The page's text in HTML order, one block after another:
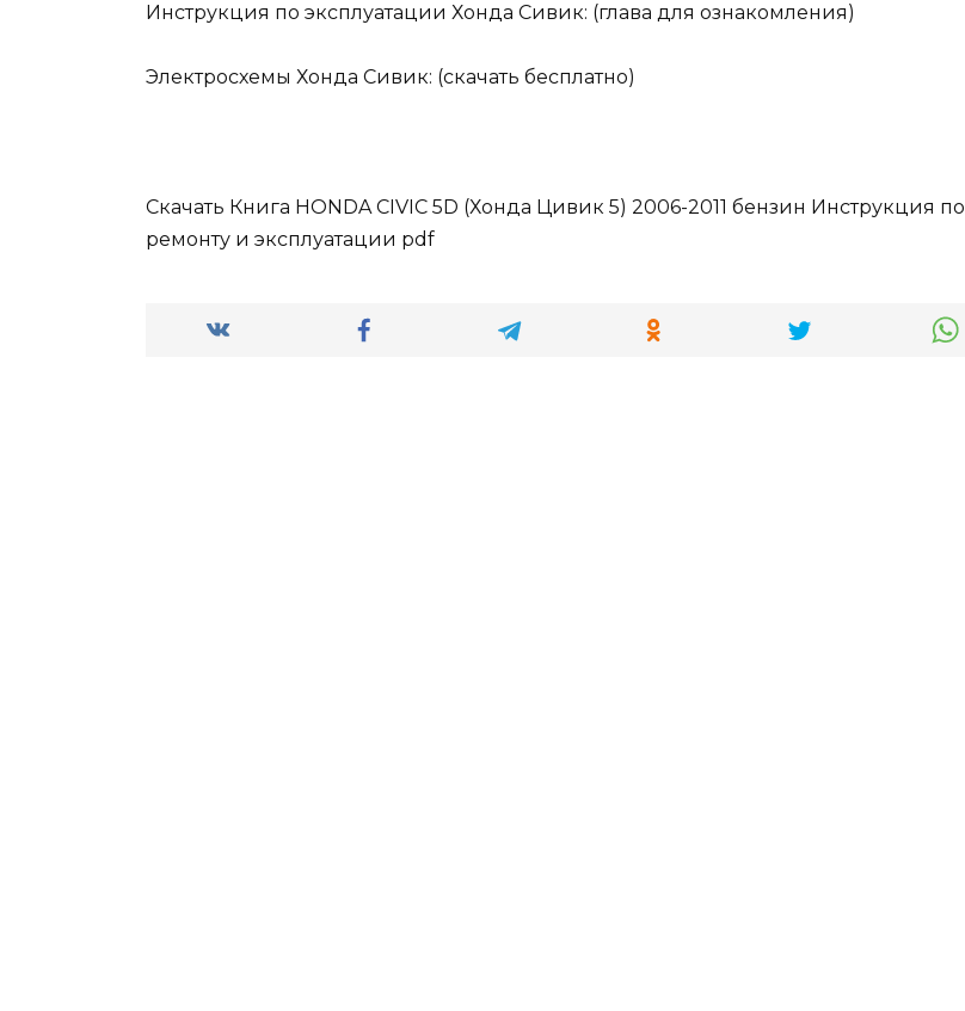
Инструкция по эксплуатации Хонда Сивик: (глава для ознакомления)
Электросхемы Хонда Сивик: (скачать бесплатно)
Скачать Книга HONDA CIVIC 5D (Хонда Цивик 5) 2006-2011 бензин Инструкция по
ремонту и эксплуатации pdf